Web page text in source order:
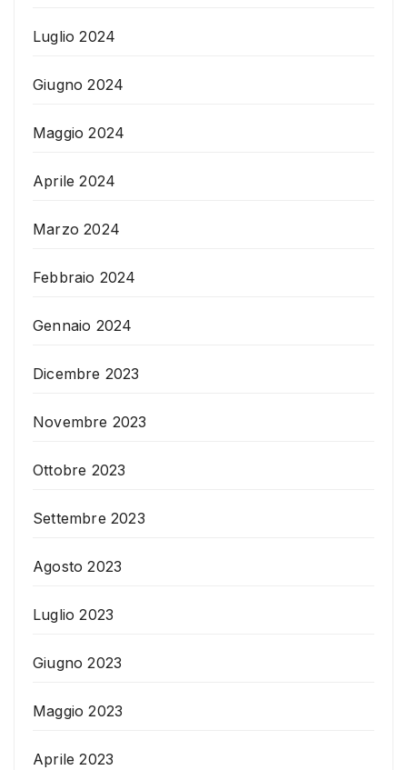
Luglio 2024
Giugno 2024
Maggio 2024
Aprile 2024
Marzo 2024
Febbraio 2024
Gennaio 2024
Dicembre 2023
Novembre 2023
Ottobre 2023
Settembre 2023
Agosto 2023
Luglio 2023
Giugno 2023
Maggio 2023
Aprile 2023